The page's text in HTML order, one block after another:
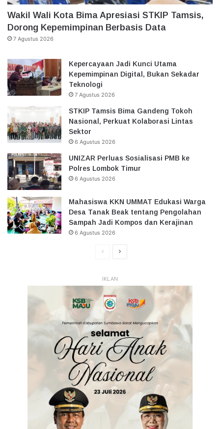
Wakil Wali Kota Bima Apresiasi STKIP Tamsis,
Dorong Kepemimpinan Berbasis Data
7 Agustus 2026
Kepercayaan Jadi Kunci Utama
Kepemimpinan Digital, Bukan Sekadar
Teknologi
7 Agustus 2026
STKIP Tamsis Bima Gandeng Tokoh
Nasional, Perkuat Kolaborasi Lintas
Sektor
6 Agustus 2026
UNIZAR Perluas Sosialisasi PMB ke
Polres Lombok Timur
6 Agustus 2026
Mahasiswa KKN UMMAT Edukasi Warga
Desa Tanak Beak tentang Pengolahan
Sampah Jadi Kompos dan Kerajinan
6 Agustus 2026
HalamanHalaman
IKLAN